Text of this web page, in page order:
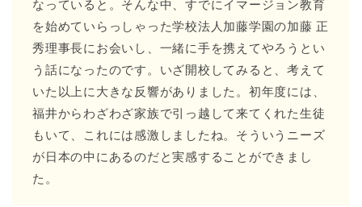
なっていると。そんな中、すでにイマージョン教育
を始めていらっしゃった学校法人加藤学園の加藤 正
秀理事長にお会いし、一緒に手を携えてやろうとい
う話になったのです。いざ開校してみると、考えて
いた以上に大きな反響がありました。初年度には、
福井からわざわざ家族で引っ越して来てくれた生徒
もいて、これには感激しましたね。そういうニーズ
が日本の中にあるのだと実感することができまし
た。